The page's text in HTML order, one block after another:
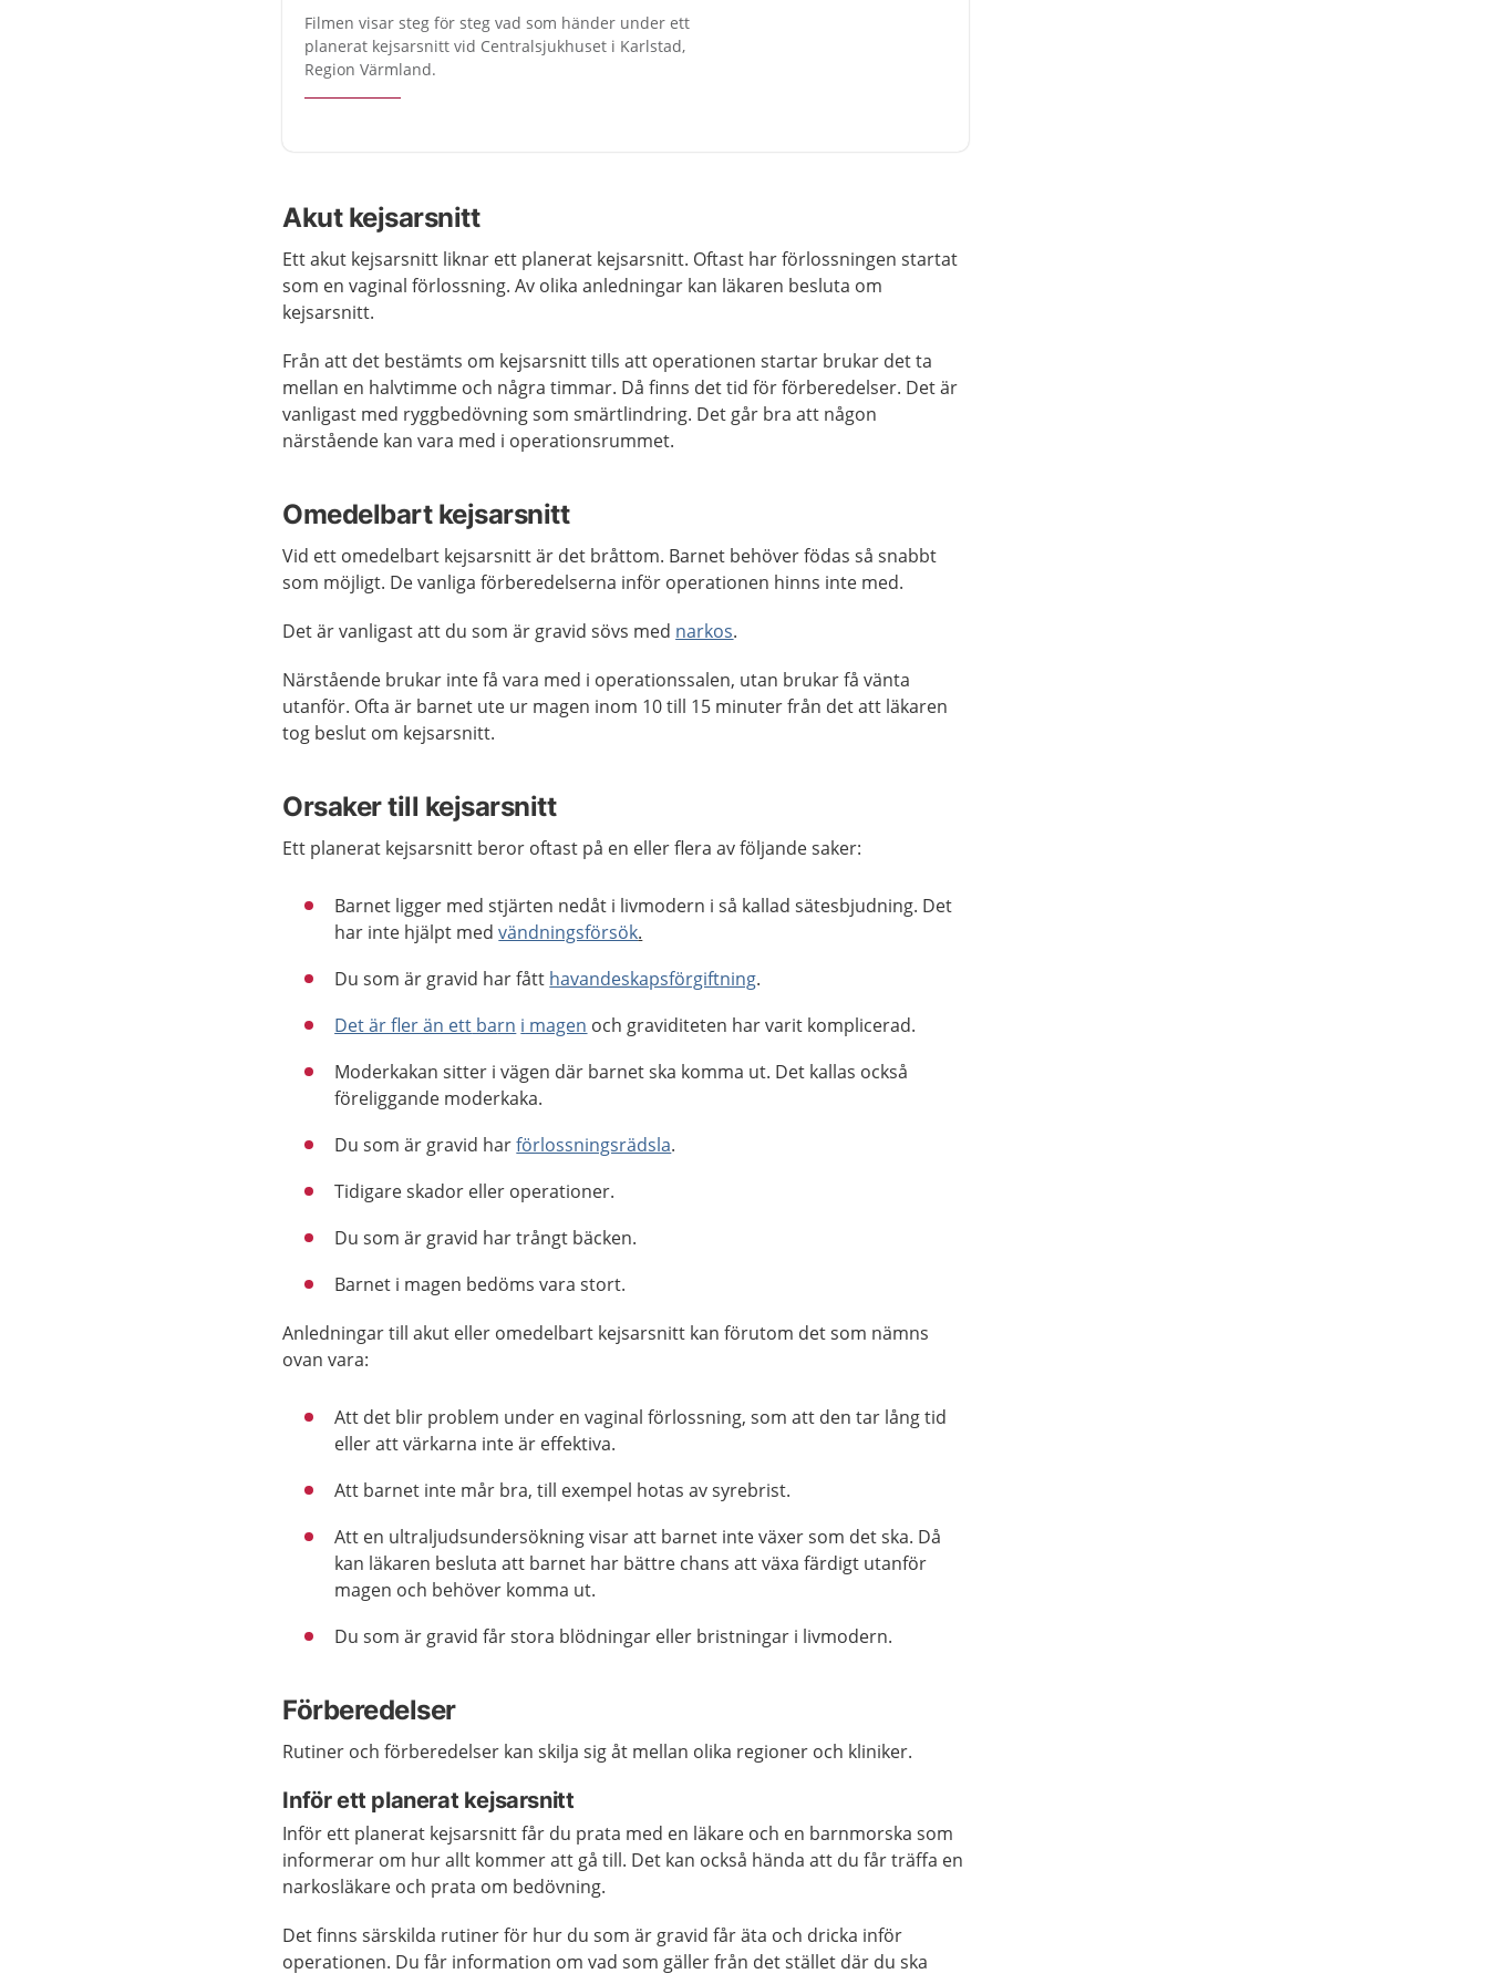
Filmen visar steg för steg vad som händer under ett
planerat kejsarsnitt vid Centralsjukhuset i Karlstad,
Region Värmland.
Akut kejsarsnitt
Ett akut kejsarsnitt liknar ett planerat kejsarsnitt. Oftast har förlossningen startat
som en vaginal förlossning. Av olika anledningar kan läkaren besluta om
kejsarsnitt.
Från att det bestämts om kejsarsnitt tills att operationen startar brukar det ta
mellan en halvtimme och några timmar. Då finns det tid för förberedelser. Det är
vanligast med ryggbedövning som smärtlindring. Det går bra att någon
närstående kan vara med i operationsrummet.
Omedelbart kejsarsnitt
Vid ett omedelbart kejsarsnitt är det bråttom. Barnet behöver födas så snabbt
som möjligt. De vanliga förberedelserna inför operationen hinns inte med.
Det är vanligast att du som är gravid sövs med narkos.
Närstående brukar inte få vara med i operationssalen, utan brukar få vänta
utanför. Ofta är barnet ute ur magen inom 10 till 15 minuter från det att läkaren
tog beslut om kejsarsnitt.
Orsaker till kejsarsnitt
Ett planerat kejsarsnitt beror oftast på en eller flera av följande saker:
Barnet ligger med stjärten nedåt i livmodern i så kallad sätesbjudning. Det
har inte hjälpt medvändningsförsök.
Du som är gravid har fått havandeskapsförgiftning.
Det är fler än ett barn i magen och graviditeten har varit komplicerad.
Moderkakan sitter i vägen där barnet ska komma ut. Det kallas också
föreliggande moderkaka.
Du som är gravid harförlossningsrädsla.
Tidigare skador eller operationer.
Du som är gravid har trångt bäcken.
Barnet i magen bedöms vara stort.
Anledningar till akut eller omedelbart kejsarsnitt kan förutom det som nämns
ovan vara:
Att det blir problem under en vaginal förlossning, som att den tar lång tid
eller att värkarna inte är effektiva.
Att barnet inte mår bra, till exempel hotas av syrebrist.
Att en ultraljudsundersökning visar att barnet inte växer som det ska. Då
kan läkaren besluta att barnet har bättre chans att växa färdigt utanför
magen och behöver komma ut.
Du som är gravid får stora blödningar eller bristningar i livmodern.
Förberedelser
Rutiner och förberedelser kan skilja sig åt mellan olika regioner och kliniker.
Inför ett planerat kejsarsnitt
Inför ett planerat kejsarsnitt får du prata med en läkare och en barnmorska som
informerar om hur allt kommer att gå till. Det kan också hända att du får träffa en
narkosläkare och prata om bedövning.
Det finns särskilda rutiner för hur du som är gravid får äta och dricka inför
operationen. Du får information om vad som gäller från det stället där du ska